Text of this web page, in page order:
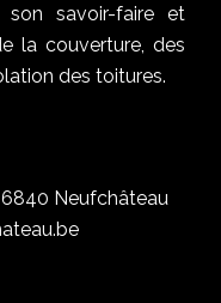
son savoir-faire et
la couverture, des
des toitures.
Neufchâteau